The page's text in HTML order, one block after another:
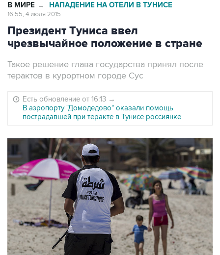
В МИРЕ → НАПАДЕНИЕ НА ОТЕЛИ В ТУНИСЕ
16:55, 4 июля 2015
Президент Туниса ввел
чрезвычайное положение в стране
Такое решение глава государства принял после
терактов в курортном городе Сус
Есть обновление от 16:13 →
В аэропорту "Домодедово" оказали помощь
пострадавшей при теракте в Тунисе россиянке